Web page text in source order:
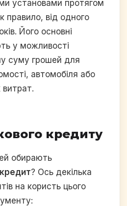
установами протягом
правило, від одного
Його основні
у можливості
суму грошей для
автомобіля або
витрат.
кредиту
обирають
? Ось декілька
на користь цього